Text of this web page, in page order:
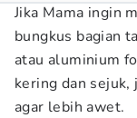
Jika Mama ingin
bungkus bagian
atau aluminium
kering dan sejuk,
agar lebih awet.